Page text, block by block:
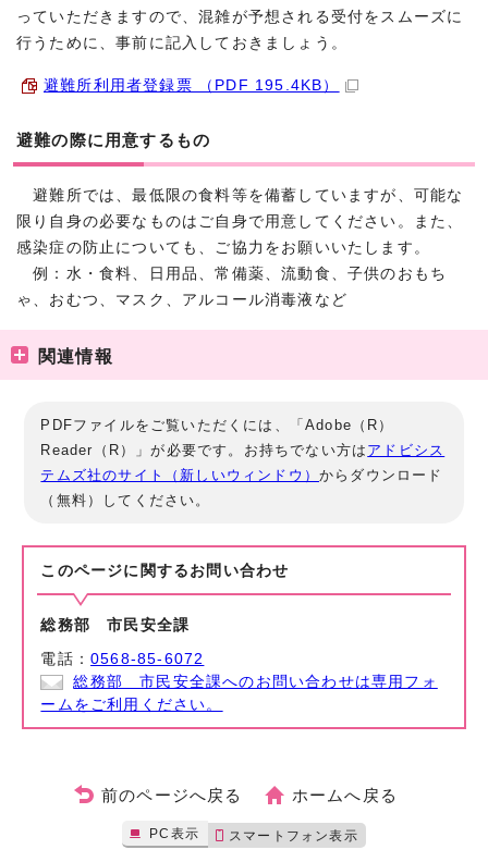
っていただきますので、混雑が予想される受付をスムーズに
行うために、事前に記入しておきましょう。
避難所利用者登録票 （PDF 195.4KB）
避難の際に用意するもの
避難所では、最低限の食料等を備蓄していますが、可能な
限り自身の必要なものはご自身で用意してください。また、
感染症の防止についても、ご協力をお願いいたします。
例：水・食料、日用品、常備薬、流動食、子供のおもち
ゃ、おむつ、マスク、アルコール消毒液など
関連情報
PDFファイルをご覧いただくには、「Adobe（R）
Reader（R）」が必要です。お持ちでない方は アドビシス
テムズ社のサイト（新しいウィンドウ）からダウンロード
（無料）してください。
このページに関する お問い合わせ
総務部 市民安全課
電話：0568-85-6072
総務部 市民安全課へのお問い合わせは専用フォ
ームをご利用ください。
前のページへ戻る ホームへ戻る
PC表示 スマートフォン表示